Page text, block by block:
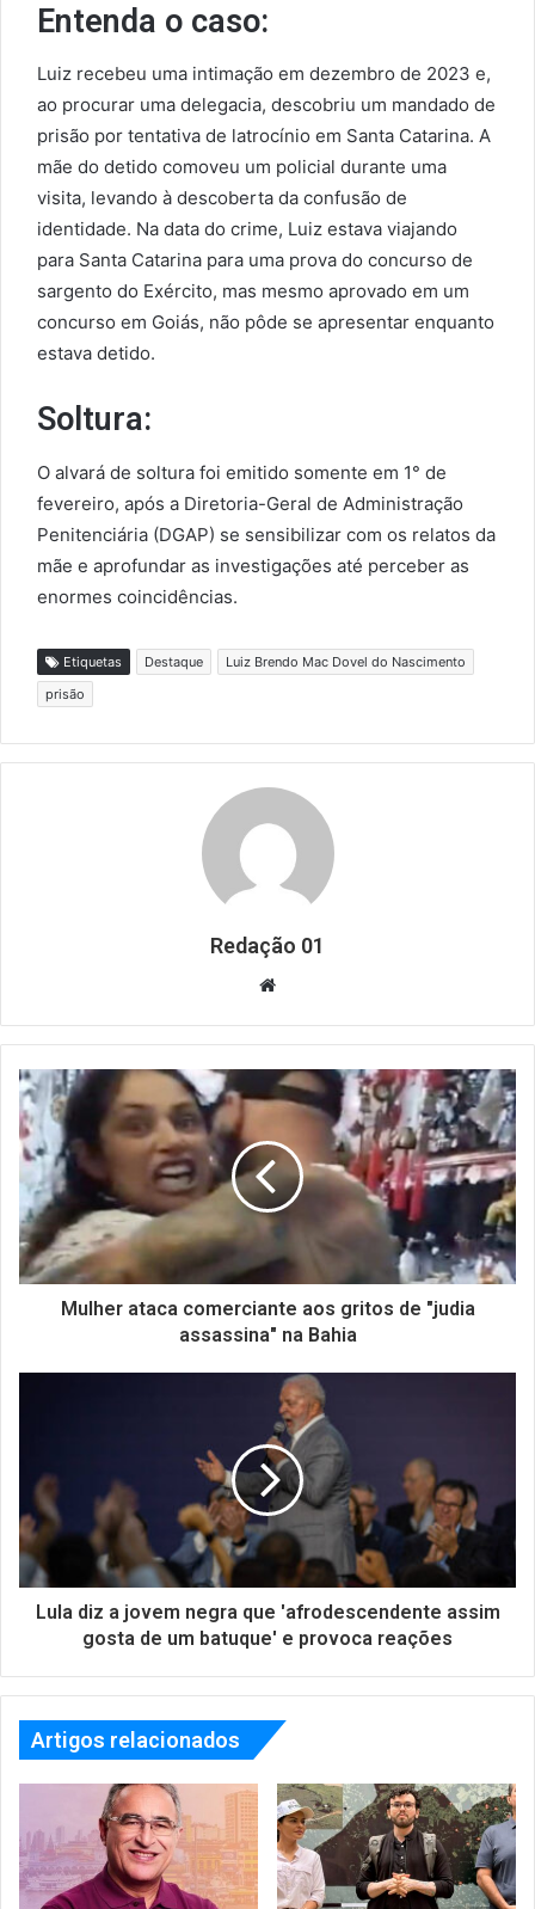
Entenda o caso:
Luiz recebeu uma intimação em dezembro de 2023 e,
ao procurar uma delegacia, descobriu um mandado de
prisão por tentativa de latrocínio em Santa Catarina. A
mãe do detido comoveu um policial durante uma
visita, levando à descoberta da confusão de
identidade. Na data do crime, Luiz estava viajando
para Santa Catarina para uma prova do concurso de
sargento do Exército, mas mesmo aprovado em um
concurso em Goiás, não pôde se apresentar enquanto
estava detido.
Soltura:
O alvará de soltura foi emitido somente em 1° de
fevereiro, após a Diretoria-Geral de Administração
Penitenciária (DGAP) se sensibilizar com os relatos da
mãe e aprofundar as investigações até perceber as
enormes coincidências.
Etiquetas Destaque
Luiz Brendo Mac Dovel do Nascimento
prisão
Redação 01
Website
Mulher ataca comerciante aos gritos de "judia
assassina" na Bahia
Lula diz a jovem negra que 'afrodescendente assim
gosta de um batuque' e provoca reações
Artigos relacionados